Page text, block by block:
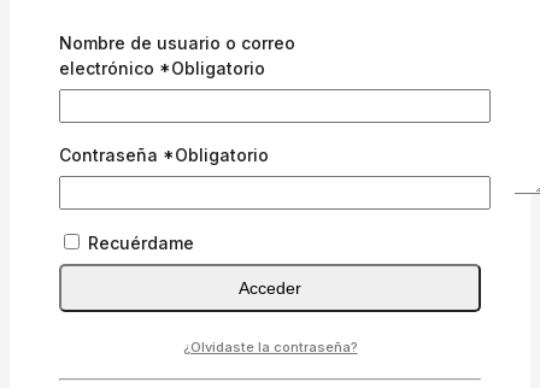
Nombre
Guarda mi nombre, correo electrónico y web en
este navegador para la próxima vez que comente.
Nombre de usuario o correo
electrónico *Obligatorio
Contraseña *Obligatorio
Recuérdame
Acceder
¿Olvidaste la contraseña?